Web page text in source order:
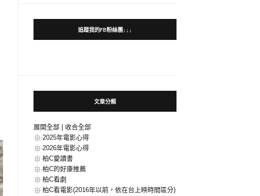
追蹤我的FB粉絲團↓↓↓
文章分類
展開全部
收合全部
2025年電影心得
2026年電影心得
柏C愛讀書
柏C的好康推薦
柏C看劇
柏C看電影(2016年以前，依在台上映時間區分)